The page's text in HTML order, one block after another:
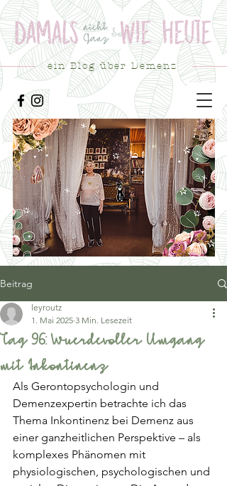
ein Blog über Demenz
Beitrag
Tag 96: Wuerdevoller Umgang
mit Inkontinenz
leyroutz
1. Mai 2025 3 Min. Lesezeit
Als Gerontopsychologin und
Demenzexpertin betrachte ich das
Thema Inkontinenz bei Demenz aus
einer ganzheitlichen Perspektive – als
komplexes Phänomen mit
physiologischen, psychologischen und